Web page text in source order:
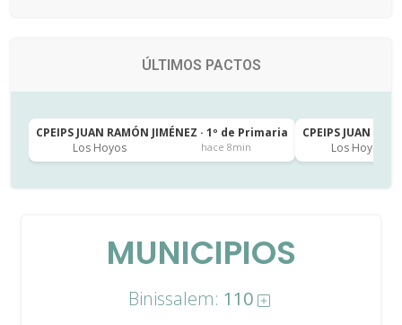
ÚLTIMOS PACTOS
CPEIPS JUAN RAMÓN JIMÉNEZ · 1º de Primaria
Los Hoyos
hace 8min
CPEIPS JUAN
Los Hoyos
MUNICIPIOS
Binissalem: 110